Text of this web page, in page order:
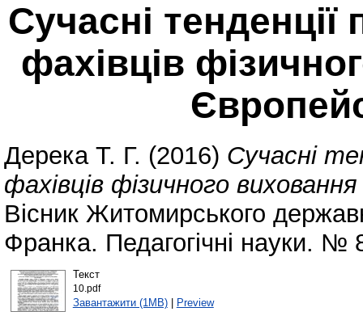
Сучасні тенденції
фахівців
Дерека Т. Г. (2016) Сучасні
фахівців фізичного
Вісник Житомирського
Франка. Педагогічні науки.
Текст
10.pdf
Завантажити (1MB)| Preview